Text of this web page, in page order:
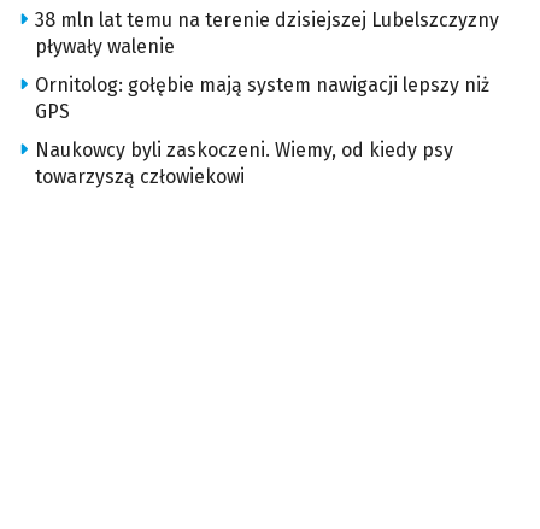
38 mln lat temu na terenie dzisiejszej Lubelszczyzny
pływały walenie
Ornitolog: gołębie mają system nawigacji lepszy niż
GPS
Naukowcy byli zaskoczeni. Wiemy, od kiedy psy
towarzyszą człowiekowi